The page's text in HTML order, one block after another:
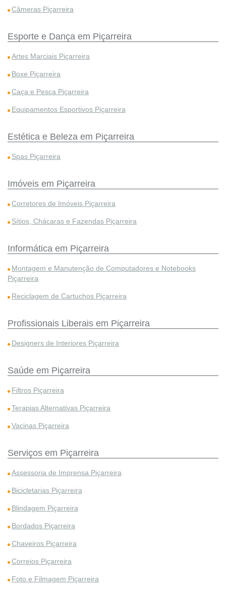
Câmeras Piçarreira
Esporte e Dança em Piçarreira
Artes Marciais Piçarreira
Boxe Piçarreira
Caça e Pesca Piçarreira
Equipamentos Esportivos Piçarreira
Estética e Beleza em Piçarreira
Spas Piçarreira
Imóveis em Piçarreira
Corretores de Imóveis Piçarreira
Sítios, Chácaras e Fazendas Piçarreira
Informática em Piçarreira
Montagem e Manutenção de Computadores e Notebooks
Piçarreira
Reciclagem de Cartuchos Piçarreira
Profissionais Liberais em Piçarreira
Designers de Interiores Piçarreira
Saúde em Piçarreira
Filtros Piçarreira
Terapias Alternativas Piçarreira
Vacinas Piçarreira
Serviços em Piçarreira
Assessoria de Imprensa Piçarreira
Bicicletarias Piçarreira
Blindagem Piçarreira
Bordados Piçarreira
Chaveiros Piçarreira
Correios Piçarreira
Foto e Filmagem Piçarreira